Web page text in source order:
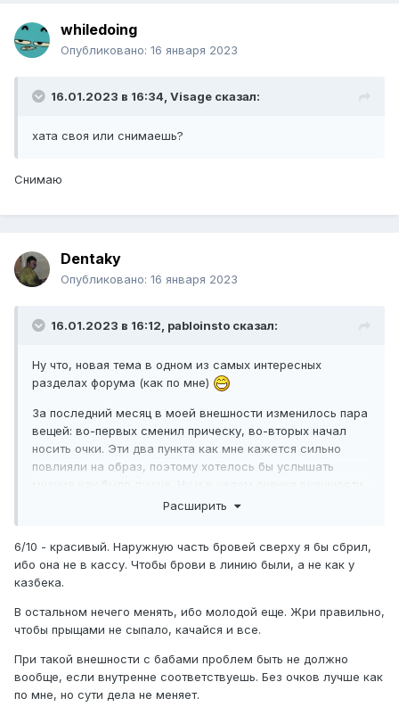
whiledoing
Опубликовано: 16 января 2023
16.01.2023 в 16:34, Visage сказал:
хата своя или снимаешь?
Снимаю
Dentaky
Опубликовано: 16 января 2023
16.01.2023 в 16:12, pabloinsto сказал:
Ну что, новая тема в одном из самых интересных
разделах форума (как по мне)
За последний месяц в моей внешности изменилось пара
вещей: во-первых сменил прическу, во-вторых начал
носить очки. Эти два пункта как мне кажется сильно
повлияли на образ, поэтому хотелось бы услышать
по десяти баллам мне будет интересна)
Фотки от 1 до 12 -месячной давности:
https://ibb.co/pwSvMcz
https://ibb.co/RQWVsCj
https://ibb.co/S6yDkw9
Сейчас:
https://ibb.co/3Nw5s6R
Расширить
6/10 - красивый. Наружную часть бровей сверху я бы сбрил,
ибо она не в кассу. Чтобы брови в линию были, а не как у
казбека.
В остальном нечего менять, ибо молодой еще. Жри правильно,
чтобы прыщами не сыпало, качайся и все.
При такой внешности с бабами проблем быть не должно
вообще, если внутренне соответствуешь. Без очков лучше как
по мне, но сути дела не меняет.